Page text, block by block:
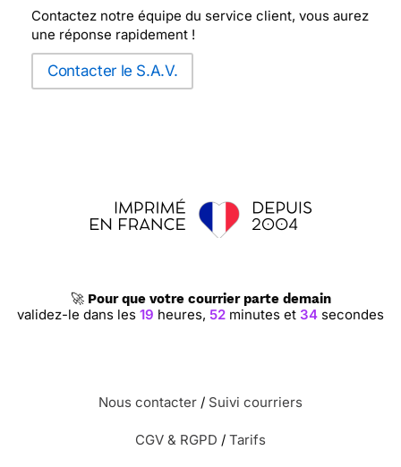
Contactez notre équipe du service client, vous aurez
une réponse rapidement !
Contacter le S.A.V.
🚀 Pour que votre courrier parte demain
validez-le dans les 19 heures, 52 minutes et 33 secondes
Nous contacter / Suivi courriers
CGV & RGPD / Tarifs